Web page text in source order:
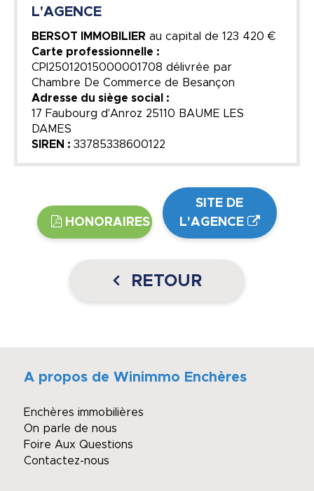
L'AGENCE
BERSOT IMMOBILIER au capital de 123 420 €
Carte professionnelle :
CPI25012015000001708 délivrée par
Chambre De Commerce de Besançon
Adresse du siège social :
17 Faubourg d'Anroz 25110 BAUME LES
DAMES
SIREN : 33785338600122
HONORAIRES
SITE DE
L'AGENCE
RETOUR
A propos de Winimmo Enchères
Enchères immobilières
On parle de nous
Foire Aux Questions
Contactez-nous